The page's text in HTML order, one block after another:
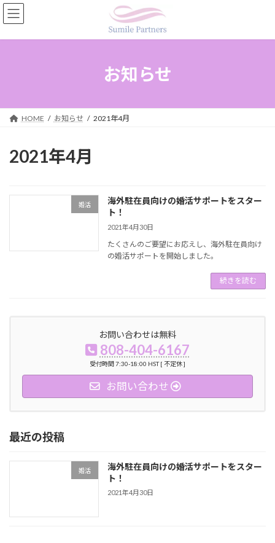
コ
ン
ン
ナ
ビ
ー
お知らせ
HOME お知らせ 2021年4月
2021年4月
婚活
海外駐在員向けの婚活サポートをスター
ト！
2021年4月30日
たくさんのご要望にお応えし、海外駐在員向け
の婚活サポートを開始しました。
続きを読む
お問い合わせは無料
808-404-6167
受付時間 7:30-18:00 HST [ 不定休 ]
お問い合わせ
最近の投稿
婚活
海外駐在員向けの婚活サポートをスター
ト！
2021年4月30日